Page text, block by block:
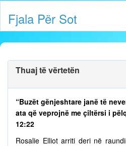
Fjala Për Sot
Thuaj të vërtetën
“Buzët gënjeshtare janë të
ata që veprojnë me çiltërsi i
12:22
Rosalie Elliot arriti deri në